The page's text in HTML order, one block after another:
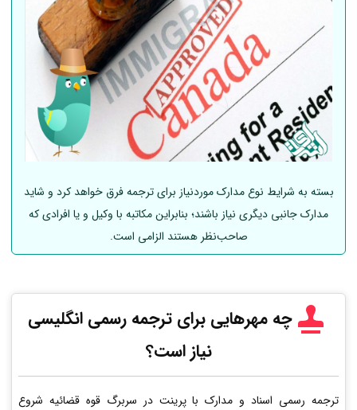
بسته به شرایط نوع مدارک موردنیاز برای ترجمه فرق خواهد کرد و شاید
مدارک جانبی دیگری نیاز باشند؛ بنابراین مکاتبه با وکیل و یا افرادی که
صاحب‌نظر هستند الزامی است.
چه مهرهایی برای ترجمه رسمی انگلیسی
نیاز است؟
ترجمه رسمی اسناد و مدارک با پرینت در سربرگ قوه قضائیه شروع